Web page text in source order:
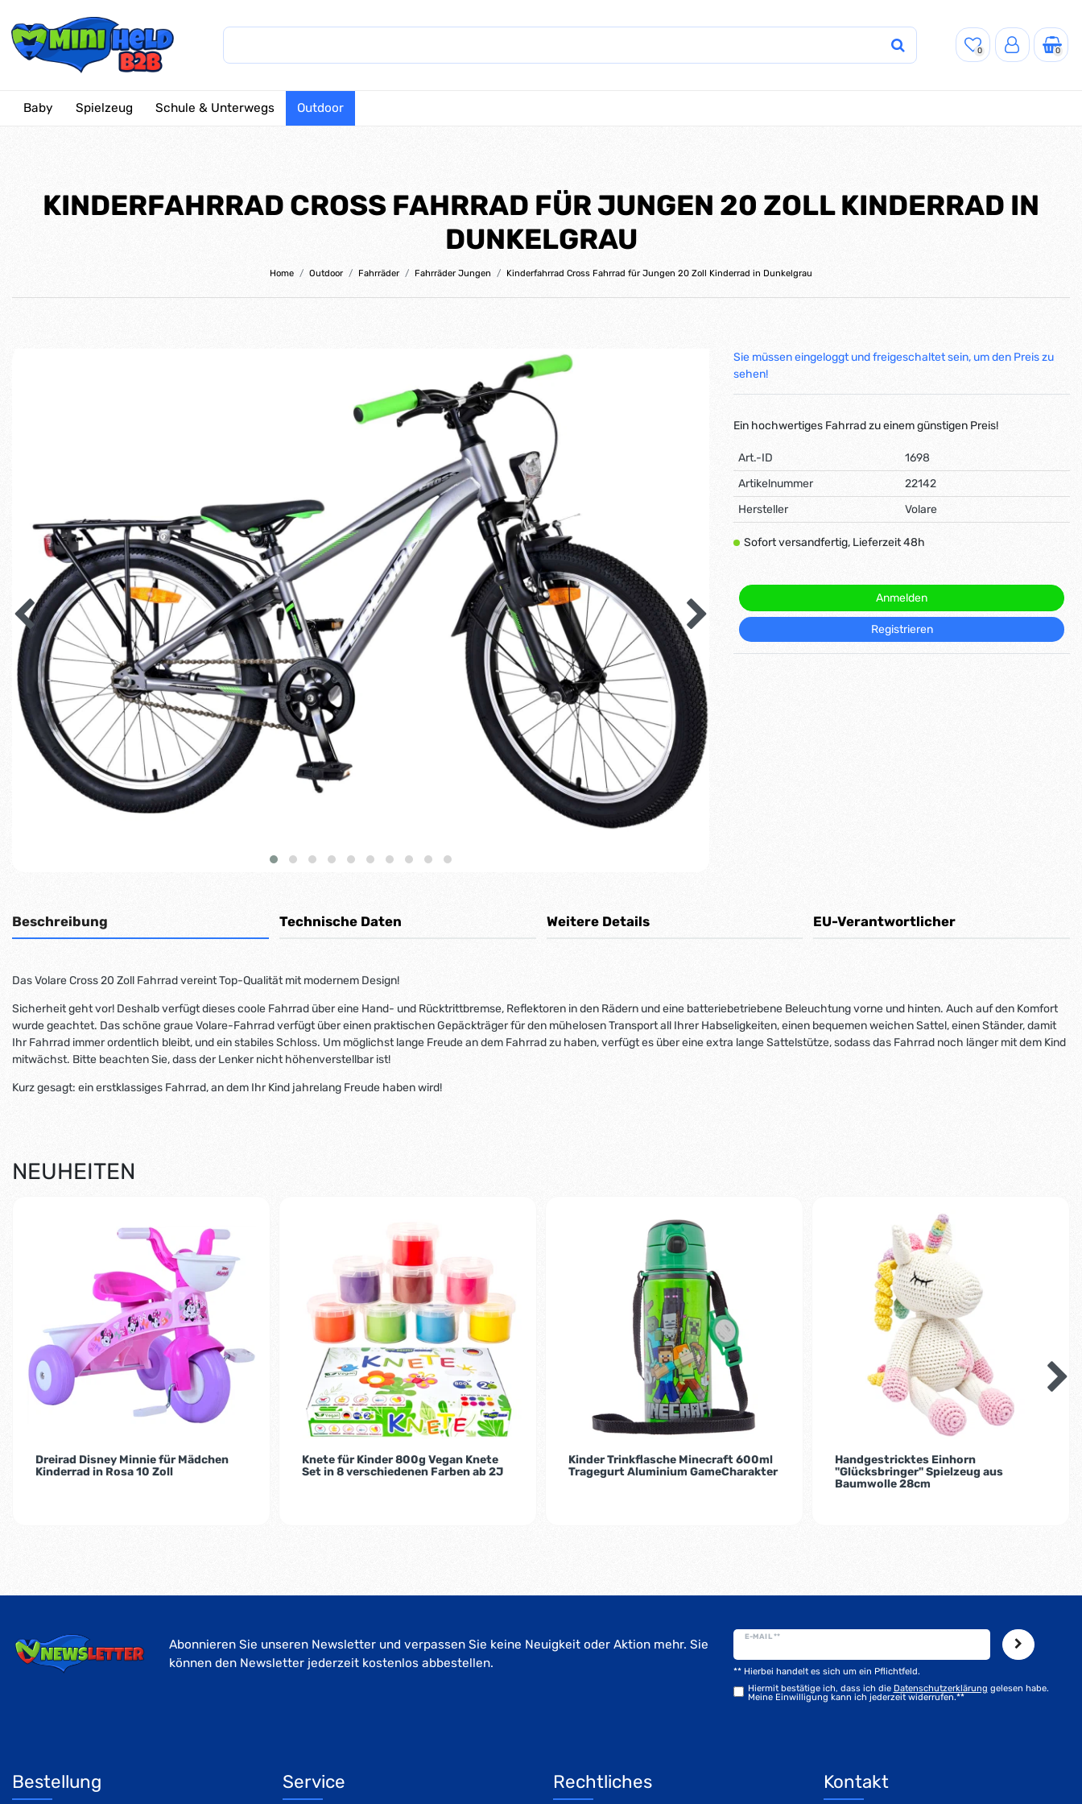
0 0
Baby Spielzeug Schule & Unterwegs Outdoor
KINDERFAHRRAD CROSS FAHRRAD FÜR JUNGEN 20 ZOLL KINDERRAD IN
DUNKELGRAU
Home Outdoor Fahrräder Fahrräder Jungen Kinderfahrrad Cross Fahrrad für Jungen 20 Zoll Kinderrad in Dunkelgrau
Sie müssen eingeloggt und freigeschaltet sein, um den Preis zu
sehen!
Ein hochwertiges Fahrrad zu einem günstigen Preis!
Art.-ID
1698
Artikelnummer
22142
Hersteller
Volare
Sofort versandfertig, Lieferzeit 48h
Anmelden
Registrieren
Beschreibung Technische Daten Weitere Details EU-Verantwortlicher
Das Volare Cross 20 Zoll Fahrrad vereint Top-Qualität mit modernem Design!
Sicherheit geht vor! Deshalb verfügt dieses coole Fahrrad über eine Hand- und Rücktrittbremse, Reflektoren in den Rädern und eine batteriebetriebene Beleuchtung vorne und hinten. Auch auf den Komfort
wurde geachtet. Das schöne graue Volare-Fahrrad verfügt über einen praktischen Gepäckträger für den mühelosen Transport all Ihrer Habseligkeiten, einen bequemen weichen Sattel, einen Ständer, damit
Ihr Fahrrad immer ordentlich bleibt, und ein stabiles Schloss. Um möglichst lange Freude an dem Fahrrad zu haben, verfügt es über eine extra lange Sattelstütze, sodass das Fahrrad noch länger mit dem Kind
mitwächst. Bitte beachten Sie, dass der Lenker nicht höhenverstellbar ist!
Kurz gesagt: ein erstklassiges Fahrrad, an dem Ihr Kind jahrelang Freude haben wird!
NEUHEITEN
Dreirad Disney Minnie für Mädchen
Kinderrad in Rosa 10 Zoll
Knete für Kinder 800g Vegan Knete
Set in 8 verschiedenen Farben ab 2J
Kinder Trinkflasche Minecraft 600ml
Tragegurt Aluminium GameCharakter
Handgestricktes Einhorn
"Glücksbringer" Spielzeug aus
Baumwolle 28cm
Abonnieren Sie unseren Newsletter und verpassen Sie keine Neuigkeit oder Aktion mehr. Sie
können den Newsletter jederzeit kostenlos abbestellen.
E-MAIL **
Hiermit bestätige ich, dass ich die Daten­schutz­erklärung gelesen habe.
Meine Einwilligung kann ich jederzeit widerrufen.**
** Hierbei handelt es sich um ein Pflichtfeld.
Bestellung Service Rechtliches Kontakt